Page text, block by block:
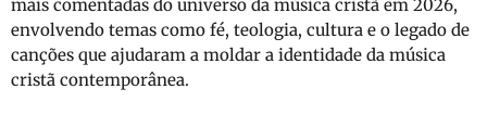
mais comentadas do universo da música cristã em 2026,
envolvendo temas como fé, teologia, cultura e o legado de
canções que ajudaram a moldar a identidade da música
cristã contemporânea.